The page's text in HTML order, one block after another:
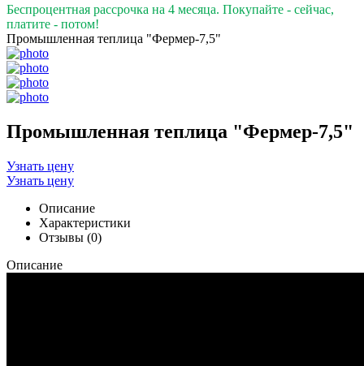
Беспроцентная рассрочка на 4 месяца. Покупайте - сейчас,
платите - потом!
Промышленная теплица "Фермер-7,5"
Промышленная теплица "Фермер-7,5"
Узнать цену
Узнать цену
Описание
Характеристики
Отзывы (0)
Описание